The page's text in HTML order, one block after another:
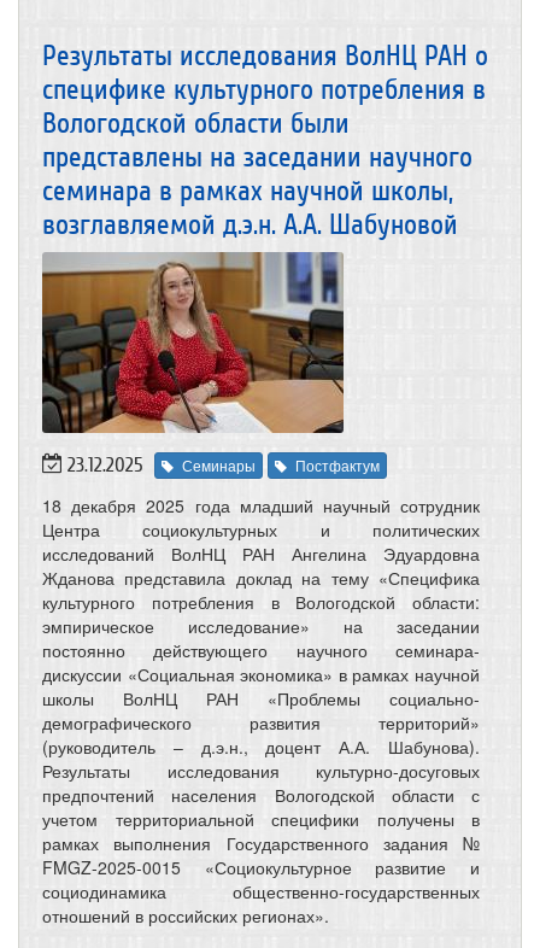
Результаты исследования ВолНЦ РАН о
специфике культурного потребления в
Вологодской области были
представлены на заседании научного
семинара в рамках научной школы,
возглавляемой д.э.н. А.А. Шабуновой
23.12.2025 Семинары Постфактум
18 декабря 2025 года младший научный сотрудник
Центра социокультурных и политических
исследований ВолНЦ РАН Ангелина Эдуардовна
Жданова представила доклад на тему «Специфика
культурного потребления в Вологодской области:
эмпирическое исследование» на заседании
постоянно действующего научного семинара-
дискуссии «Социальная экономика» в рамках научной
школы ВолНЦ РАН «Проблемы социально-
демографического развития территорий»
(руководитель – д.э.н., доцент А.А. Шабунова).
Результаты исследования культурно-досуговых
предпочтений населения Вологодской области с
учетом территориальной специфики получены в
рамках выполнения Государственного задания №
FMGZ-2025-0015 «Социокультурное развитие и
социодинамика общественно-государственных
отношений в российских регионах».